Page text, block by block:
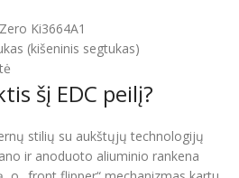
Ki3664A1
(kišeninis segtukas)
šį EDC peilį?
stilių su aukštųjų technologijų
ir anoduoto aliuminio rankena